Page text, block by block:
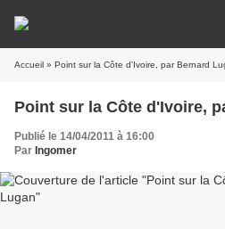
Accueil » Point sur la Côte d'Ivoire, par Bernard
Point sur la Côte d'Ivoire,
Publié le 14/04/2011 à 16:00
Par Ingomer